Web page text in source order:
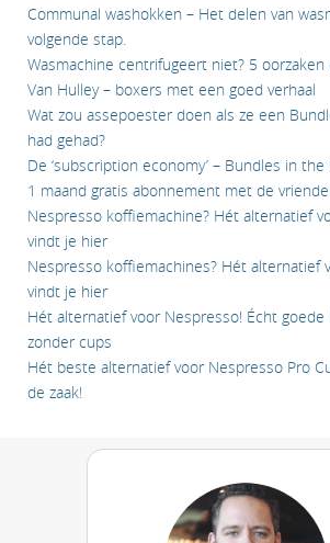
Communal washokken – Het delen van
volgende stap.
Wasmachine centrifugeert niet? 5 oorzaken
Van Hulley – boxers met een goed verhaal
Wat zou assepoester doen als ze een
had gehad?
De ‘subscription economy’ – Bundles in the
1 maand gratis abonnement met de
Nespresso koffiemachine? Hét alternatief
vindt je hier
Nespresso koffiemachines? Hét alternatief
vindt je hier
Hét alternatief voor Nespresso! Écht
zonder cups
Hét beste alternatief voor Nespresso Pro
de zaak!